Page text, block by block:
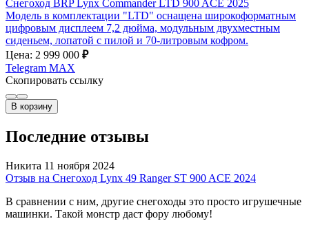
Снегоход BRP Lynx Commander LTD 900 ACE 2025
Модель в комплектации "LTD" оснащена широкоформатным
цифровым дисплеем 7,2 дюйма, модульным двухместным
сиденьем, лопатой с пилой и 70-литровым кофром.
Цена: 2 999 000 ₽
Telegram MAX
Скопировать ссылку
В корзину
Последние отзывы
Никита 11 ноября 2024
Отзыв на Снегоход Lynx 49 Ranger ST 900 ACE 2024
В сравнении с ним, другие снегоходы это просто игрушечные
машинки. Такой монстр даст фору любому!